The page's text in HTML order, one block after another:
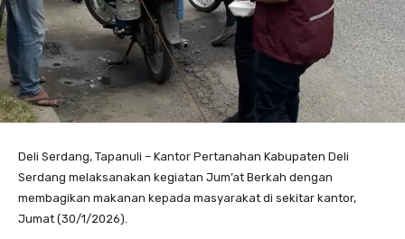
Deli Serdang, Tapanuli – Kantor Pertanahan Kabupaten Deli
Serdang melaksanakan kegiatan Jum’at Berkah dengan
membagikan makanan kepada masyarakat di sekitar kantor,
Jumat (30/1/2026).